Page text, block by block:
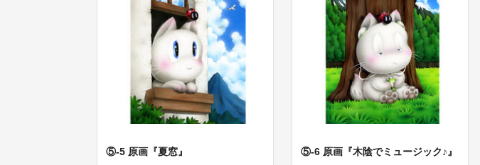
⑤-5 原画『夏窓』 ⑤-6 原画『木陰でミュージック♪』